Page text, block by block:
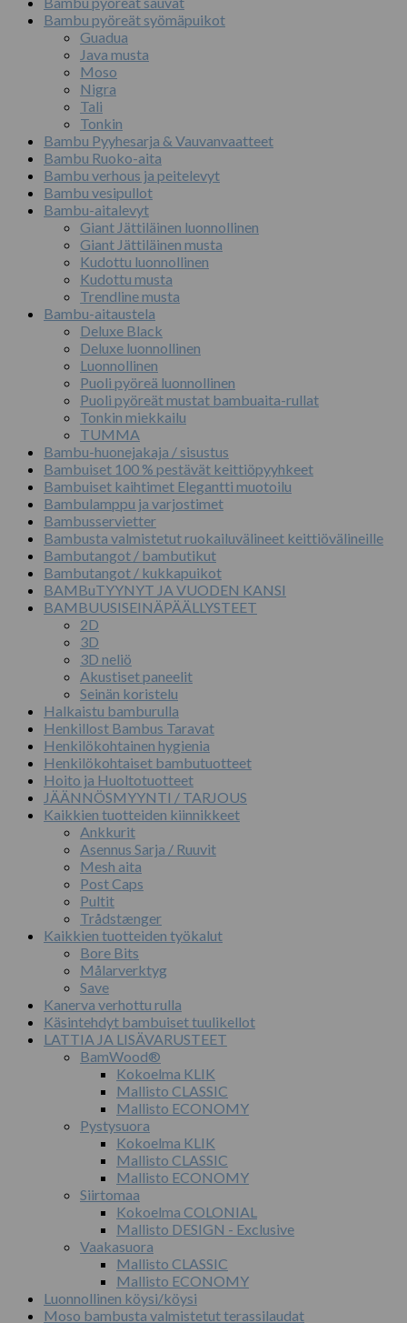
Bambu pyöreät syömäpuikot
Guadua
Java musta
Moso
Nigra
Tali
Tonkin
Bambu Pyyhesarja & Vauvanvaatteet
Bambu Ruoko-aita
Bambu verhous ja peitelevyt
Bambu vesipullot
Bambu-aitalevyt
Giant Jättiläinen luonnollinen
Giant Jättiläinen musta
Kudottu luonnollinen
Kudottu musta
Trendline musta
Bambu-aitaustela
Deluxe Black
Deluxe luonnollinen
Luonnollinen
Puoli pyöreä luonnollinen
Puoli pyöreät mustat bambuaita-rullat
Tonkin miekkailu
TUMMA
Bambu-huonejakaja / sisustus
Bambuiset 100 % pestävät keittiöpyyhkeet
Bambuiset kaihtimet Elegantti muotoilu
Bambulamppu ja varjostimet
Bambusservietter
Bambusta valmistetut ruokailuvälineet keittiövälineille
Bambutangot / bambutikut
Bambutangot / kukkapuikot
BAMBuTYYNYT JA VUODEN KANSI
BAMBUUSISEINÄPÄÄLLYSTEET
2D
3D
3D neliö
Akustiset paneelit
Seinän koristelu
Halkaistu bamburulla
Henkillost Bambus Taravat
Henkilökohtainen hygienia
Henkilökohtaiset bambutuotteet
Hoito ja Huoltotuotteet
JÄÄNNÖSMYYNTI / TARJOUS
Kaikkien tuotteiden kiinnikkeet
Ankkurit
Asennus Sarja / Ruuvit
Mesh aita
Post Caps
Pultit
Trådstænger
Kaikkien tuotteiden työkalut
Bore Bits
Målarverktyg
Save
Kanerva verhottu rulla
Käsintehdyt bambuiset tuulikellot
LATTIA JA LISÄVARUSTEET
BamWood®
Kokoelma KLIK
Mallisto CLASSIC
Mallisto ECONOMY
Pystysuora
Kokoelma KLIK
Mallisto CLASSIC
Mallisto ECONOMY
Siirtomaa
Kokoelma COLONIAL
Mallisto DESIGN - Exclusive
Vaakasuora
Mallisto CLASSIC
Mallisto ECONOMY
Luonnollinen köysi/köysi
Moso bambusta valmistetut terassilaudat